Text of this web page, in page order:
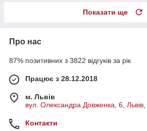
Показати ще
Про нас
87% позитивних з 3822 відгуків за рік
Працює з 28.12.2018
м. Львів
вул. Олександра Довженка, 6, Львів,
Контакти